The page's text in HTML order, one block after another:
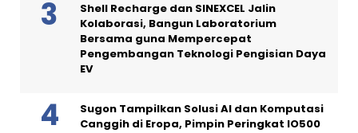
Shell Recharge dan SINEXCEL Jalin
Kolaborasi, Bangun Laboratorium
Bersama guna Mempercepat
Pengembangan Teknologi Pengisian Daya
EV
Sugon Tampilkan Solusi AI dan Komputasi
Canggih di Eropa, Pimpin Peringkat IO500